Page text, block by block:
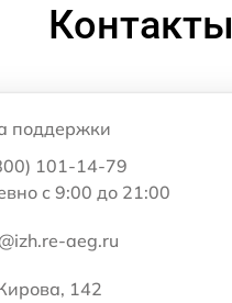
Контакты
поддержки
101-14-79
с 9:00 до 21:00
aeg.ru
142